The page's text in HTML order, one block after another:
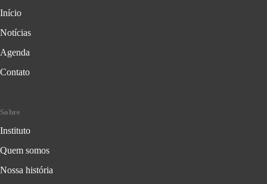
Início
Notícias
Agenda
Contato
Sobre
Instituto
Quem somos
Nossa história